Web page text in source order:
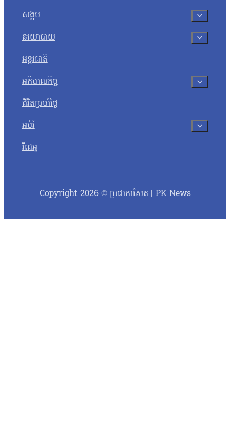
សង្គម
នយោបាយ
អន្តរជាតិ
អភិបាលកិច្ច
ជីវិតប្រចាំថ្ងៃ
អប់រំ
វីដេអូ
Copyright 2026 © ប្រជាកាសែត | PK News